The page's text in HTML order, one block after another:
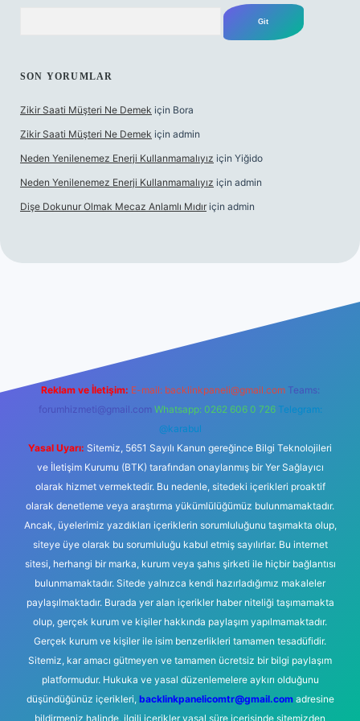
SON YORUMLAR
Zikir Saati Müşteri Ne Demek için Bora
Zikir Saati Müşteri Ne Demek için admin
Neden Yenilenemez Enerji Kullanmamalıyız için Yiğido
Neden Yenilenemez Enerji Kullanmamalıyız için admin
Dişe Dokunur Olmak Mecaz Anlamlı Mıdır için admin
Reklam ve İletişim: E-mail: backlinkpaneli@gmail.com Teams:
forumhizmeti@gmail.com Whatsapp: 0262 606 0 726 Telegram:
@karabul
Yasal Uyarı: Sitemiz, 5651 Sayılı Kanun gereğince Bilgi Teknolojileri
ve İletişim Kurumu (BTK) tarafından onaylanmış bir Yer Sağlayıcı
olarak hizmet vermektedir. Bu nedenle, sitedeki içerikleri proaktif
olarak denetleme veya araştırma yükümlülüğümüz bulunmamaktadır.
Ancak, üyelerimiz yazdıkları içeriklerin sorumluluğunu taşımakta olup,
siteye üye olarak bu sorumluluğu kabul etmiş sayılırlar. Bu internet
sitesi, herhangi bir marka, kurum veya şahıs şirketi ile hiçbir bağlantısı
bulunmamaktadır. Sitede yalnızca kendi hazırladığımız makaleler
paylaşılmaktadır. Burada yer alan içerikler haber niteliği taşımamakta
olup, gerçek kurum ve kişiler hakkında paylaşım yapılmamaktadır.
Gerçek kurum ve kişiler ile isim benzerlikleri tamamen tesadüfidir.
Sitemiz, kar amacı gütmeyen ve tamamen ücretsiz bir bilgi paylaşım
platformudur. Hukuka ve yasal düzenlemelere aykırı olduğunu
düşündüğünüz içerikleri, backlinkpanelicomtr@gmail.comadresine
bildirmeniz halinde, ilgili içerikler yasal süre içerisinde sitemizden